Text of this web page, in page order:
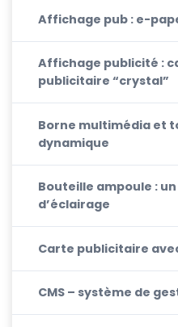
Affichage pub : e-
Affichage publicité :
publicitaire “crystal”
Borne multimédia et
dynamique
Bouteille ampoule :
d’éclairage
Carte publicitaire
CMS – système de